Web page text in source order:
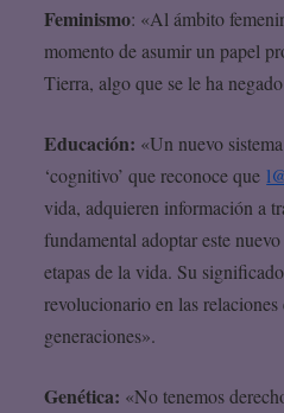
Feminismo: «Al ámbito
momento de asumir un papel
Tierra, algo que se le ha
Educación: «Un nuevo
‘cognitivo’ que reconoce que
vida, adquieren información a
fundamental adoptar este
etapas de la vida. Su
revolucionario en las
generaciones».
Genética: «No tenemos